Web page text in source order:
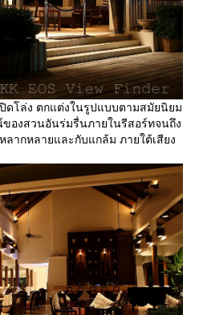
ปิดโล่ง ตกแต่งในรูปแบบตามสมัยนิยม
องสวนอันร่มรื่นภายในรีสอร์ทจนถึง
ากหลายและกับแกล้ม ภายใต้เสียง